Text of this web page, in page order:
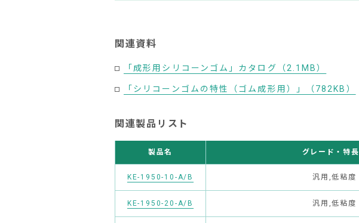
関連資料
「成形用シリコーンゴム」カタログ（2.1MB）
「シリコーンゴムの特性（ゴム成形用）」（782KB）
関連製品リスト
製品名 グレード・特長
KE-1950-10-A/B 汎用,低粘度
KE-1950-20-A/B 汎用,低粘度